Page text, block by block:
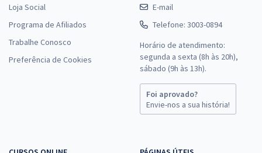
Loja Social
Programa de Afiliados
Trabalhe Conosco
Preferência de Cookies
E-mail
Telefone: 3003-0894
Horário de atendimento:
segunda a sexta (8h às 20h),
sábado (9h às 13h).
Foi aprovado?
Envie-nos a sua história!